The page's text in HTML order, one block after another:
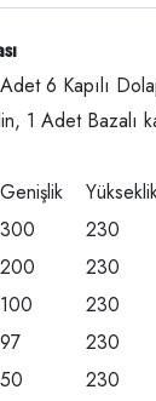
6 Kapılı
1 Adet Bazalı
Genişlik
300 230
200 230
100 230
97 230
50 230